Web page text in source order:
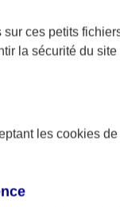
en
ces petits
la sécurité du
les cookies de